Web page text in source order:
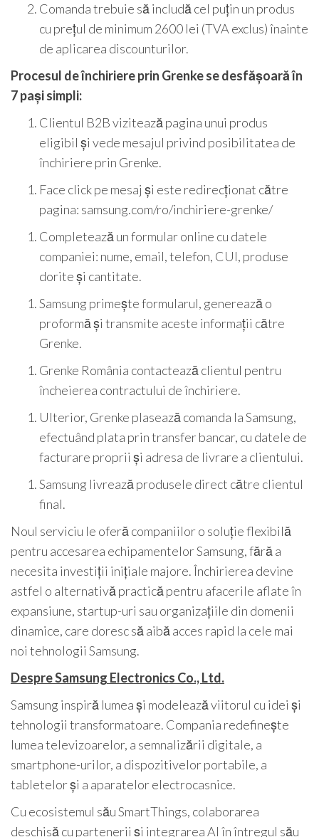
Comanda trebuie să includă cel puțin un produs
cu prețul de minimum 2600 lei (TVA exclus) înainte
de aplicarea discounturilor.
Procesul de închiriere prin Grenke se desfășoară în
7 pași simpli:
Clientul B2B vizitează pagina unui produs
eligibil și vede mesajul privind posibilitatea de
închiriere prin Grenke.
Face click pe mesaj și este redirecționat către
pagina: samsung.com/ro/inchiriere-grenke/
Completează un formular online cu datele
companiei: nume, email, telefon, CUI, produse
dorite și cantitate.
Samsung primește formularul, generează o
proformă și transmite aceste informații către
Grenke.
Grenke România contactează clientul pentru
încheierea contractului de închiriere.
Ulterior, Grenke plasează comanda la Samsung,
efectuând plata prin transfer bancar, cu datele de
facturare proprii și adresa de livrare a clientului.
Samsung livrează produsele direct către clientul
final.
Noul serviciu le oferă companiilor o soluție flexibilă
pentru accesarea echipamentelor Samsung, fără a
necesita investiții inițiale majore. Închirierea devine
astfel o alternativă practică pentru afacerile aflate în
expansiune, startup-uri sau organizațiile din domenii
dinamice, care doresc să aibă acces rapid la cele mai
noi tehnologii Samsung.
Despre Samsung Electronics Co., Ltd.
Samsung inspiră lumea și modelează viitorul cu idei și
tehnologii transformatoare. Compania redefinește
lumea televizoarelor, a semnalizării digitale, a
smartphone-urilor, a dispozitivelor portabile, a
tabletelor și a aparatelor electrocasnice.
Cu ecosistemul său SmartThings, colaborarea
deschisă cu partenerii și integrarea AI în întregul său